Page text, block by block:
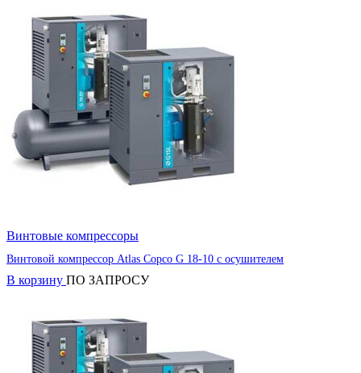
Винтовые компрессоры
Винтовой компрессор Atlas Copco G 18-10 с осушителем
В корзину ПО ЗАПРОСУ